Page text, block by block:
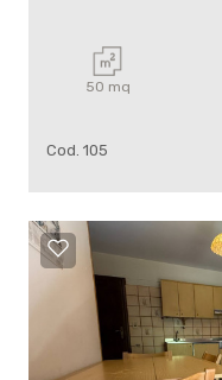
50 mq
Cod. 105